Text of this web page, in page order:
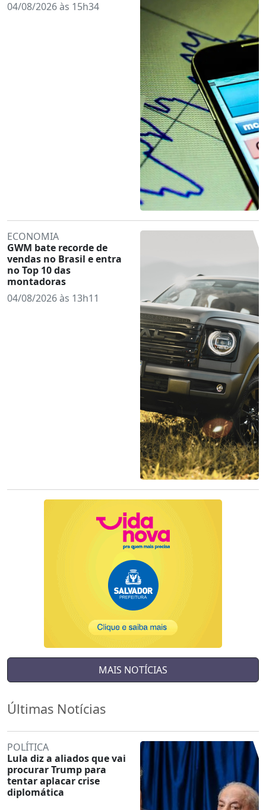
04/08/2026 às 15h34
ECONOMIA
GWM bate recorde de
vendas no Brasil e entra
no Top 10 das
montadoras
04/08/2026 às 13h11
MAIS NOTÍCIAS
Últimas Notícias
POLÍTICA
Lula diz a aliados que vai
procurar Trump para
tentar aplacar crise
diplomática